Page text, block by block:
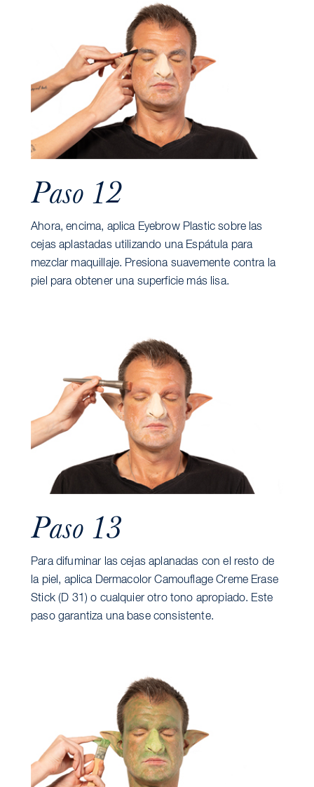
Paso 12
Ahora, encima, aplica Eyebrow Plastic sobre las
cejas aplastadas utilizando una Espátula para
mezclar maquillaje. Presiona suavemente contra la
piel para obtener una superficie más lisa.
Paso 13
Para difuminar las cejas aplanadas con el resto de
la piel, aplica Dermacolor Camouflage Creme Erase
Stick (D 31) o cualquier otro tono apropiado. Este
paso garantiza una base consistente.